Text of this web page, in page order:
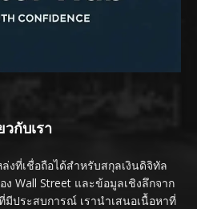
วกับเรา
งที่เชื่อถือได้สำหรับสกุลเงินดิจิทัล
Wall Street และข้อมูลเชิงลึกจาก
ประสบการณ์ เรานำเสนอเนื้อหาที่